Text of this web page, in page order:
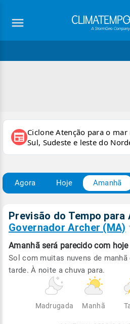
newspaper Ciclone Atenção para o
Sul, Sudeste e leste do
Agora Hoje Amanhã
Previsão do Tempo para
Governador Archer (MA)
Amanhã será parecido com hoje
Sol com muitas nuvens de manhã
tarde. À noite a chuva para.
Madrugada Manhã